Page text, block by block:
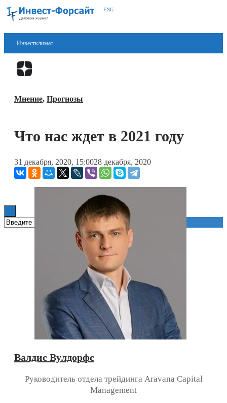
ENG
Инвестклимат
Финансы
Блокчейн
ESG
Мнение, Прогнозы
Что нас ждет в 2021 году
31 декабря, 2020, 15:0028 декабря, 2020
Валдис Вулдорфс
Руководитель отдела трейдинга Aravana Capital
Management